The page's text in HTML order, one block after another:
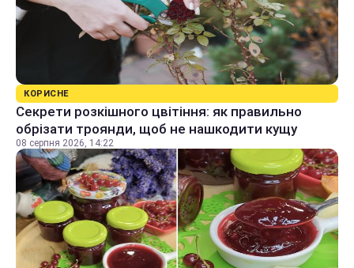
КОРИСНЕ
Секрети розкішного цвітіння: як правильно
обрізати троянди, щоб не нашкодити кущу
08 серпня 2026, 14:22